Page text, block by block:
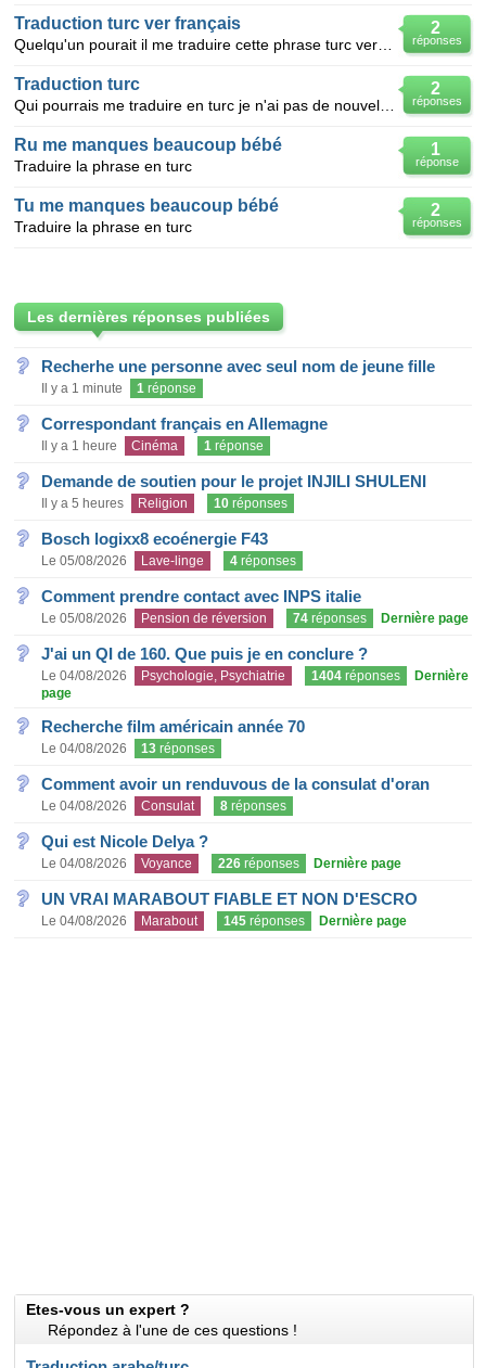
2
réponses
Traduction turc ver français
2
réponses
Traduction turc
1
réponse
Ru me manques beaucoup bébé
Traduire la phrase en turc
2
réponses
Tu me manques beaucoup bébé
Traduire la phrase en turc
Les dernières réponses publiées
Recherhe une personne avec seul nom de jeune fille
Il y a 1 minute 1 réponse
Correspondant français en Allemagne
Il y a 1 heure Cinéma 1 réponse
Demande de soutien pour le projet INJILI SHULENI
Il y a 5 heures Religion 10 réponses
Bosch logixx8 ecoénergie F43
Le 05/08/2026 Lave-linge 4 réponses
Comment prendre contact avec INPS italie
Le 05/08/2026 Pension de réversion 74 réponses Dernière page
J'ai un QI de 160. Que puis je en conclure ?
Le 04/08/2026 Psychologie, Psychiatrie 1404 réponses
Dernière
page
Recherche film américain année 70
Le 04/08/2026 13 réponses
Comment avoir un renduvous de la consulat d'oran
Le 04/08/2026 Consulat 8 réponses
Qui est Nicole Delya ?
Le 04/08/2026 Voyance 226 réponses Dernière page
UN VRAI MARABOUT FIABLE ET NON D'ESCRO
Le 04/08/2026 Marabout 145 réponses Dernière page
Etes-vous un expert ?
Répondez à l'une de ces questions !